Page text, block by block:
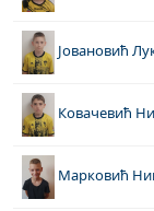
Јовановић
Ковачевић
Марковић